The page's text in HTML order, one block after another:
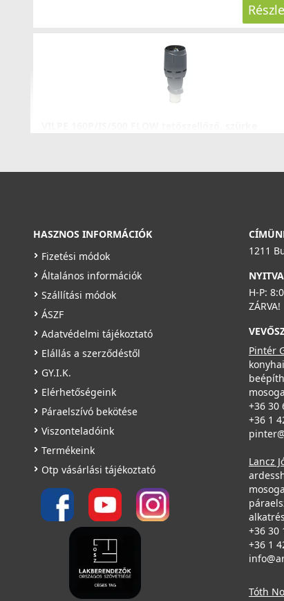
Vilpe ECo125P/500 FLOW tetőventilátor, szürke
350247
VILPE 110P/IS/350 FLOW tetőszellőző, szürke
HASZNOS INFORMÁCIÓK
Fizetési módok
Általános információk
Szállítási módok
ÁSZF
Adatvédelmi tájékoztató
Elállás a szerződéstől
GY.I.K.
Elérhetőségeink
Páraelszívó bekötése
Viszonteladóink
Termékeink
Otp vásárlási tájékoztató
1211
H-P:
ZÁRVA!
Pintér
+36 30
+36 1
Lancz
+36 30
+36 1
Tóth